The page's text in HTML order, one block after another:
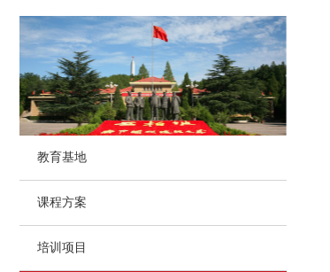
教育基地
课程方案
培训项目